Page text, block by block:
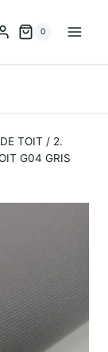
0
TOIT / 2.
G04 GRIS